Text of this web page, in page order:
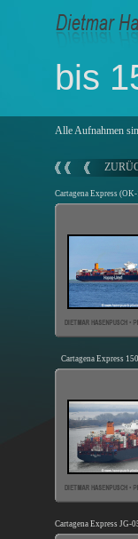
bis
Alle Aufnahmen
Cartagena Express
Cartagena Express
Cartagena Express JG-